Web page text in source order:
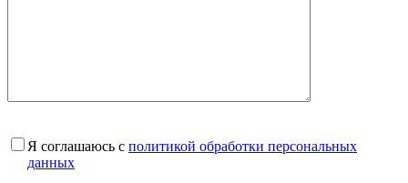
Я соглашаюсь с политикой обработки персональных
данных